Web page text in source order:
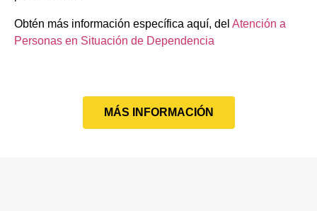
Obtén más información específica aquí, del Atención a
Personas en Situación de Dependencia
MÁS INFORMACIÓN